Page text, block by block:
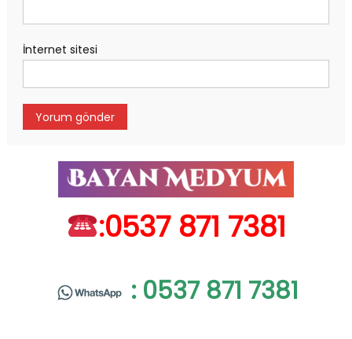
İnternet sitesi
:0537 871 7381
: 0537 871 7381